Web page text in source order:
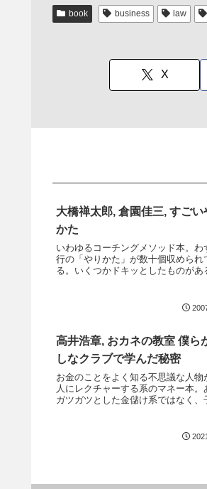
book business law
X
大橋禅太郎, 倉園佳三, すごい
かた
いわゆるコーチングメソッド本。わ
行の「やりかた」が数十個収められ
る。いくつかドキッとしたものがあ
高井浩章, おカネの教室 僕ら
しなクラブで学んだ秘密
お金のことをよく知る不思議な人物
人にレクチャーする系のマネー本。
ガツガツとした金儲け系ではなく、